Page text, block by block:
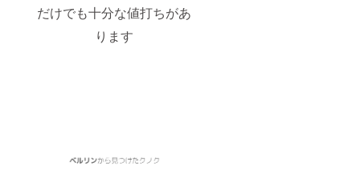
だけでも十分な値打ちがあ
ります